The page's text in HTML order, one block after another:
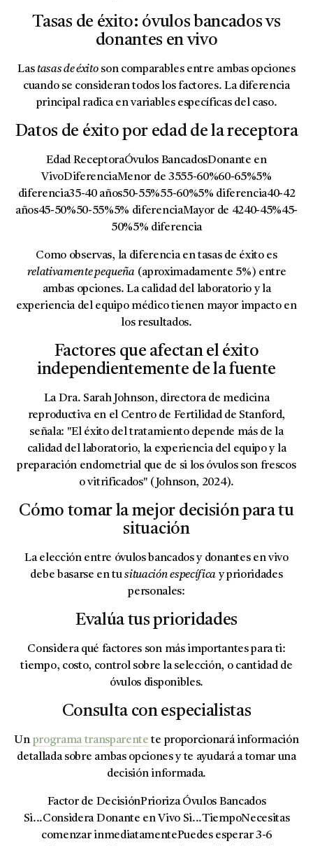
Tasas de éxito: óvulos bancados vs
donantes en vivo
Lastasas de éxitoson comparables entre ambas opciones
cuando se consideran todos los factores. La diferencia
principal radica en variables específicas del caso.
Datos de éxito por edad de la receptora
Edad ReceptoraÓvulos BancadosDonante en
VivoDiferenciaMenor de 3555-60%60-65%5%
diferencia35-40 años50-55%55-60%5% diferencia40-42
años45-50%50-55%5% diferenciaMayor de 4240-45%45-
50%5% diferencia
Como observas, la diferencia en tasas de éxito es
relativamente pequeña(aproximadamente 5%) entre
ambas opciones. La calidad del laboratorio y la
experiencia del equipo médico tienen mayor impacto en
los resultados.
Factores que afectan el éxito
independientemente de la fuente
La Dra. Sarah Johnson, directora de medicina
reproductiva en el Centro de Fertilidad de Stanford,
señala: "El éxito del tratamiento depende más de la
calidad del laboratorio, la experiencia del equipo y la
preparación endometrial que de si los óvulos son frescos
o vitrificados" (Johnson, 2024).
Cómo tomar la mejor decisión para tu
situación
La elección entre óvulos bancados y donantes en vivo
debe basarse en tusituación específicay prioridades
personales:
Evalúa tus prioridades
Considera qué factores son más importantes para ti:
tiempo, costo, control sobre la selección, o cantidad de
óvulos disponibles.
Consulta con especialistas
Un programa transparente te proporcionará información
detallada sobre ambas opciones y te ayudará a tomar una
decisión informada.
Factor de DecisiónPrioriza Óvulos Bancados
Si...Considera Donante en Vivo Si...TiempoNecesitas
comenzar inmediatamentePuedes esperar 3-6